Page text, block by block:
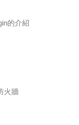
的介紹
火牆